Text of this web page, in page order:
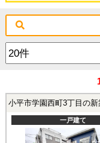
小平市学園西町3丁目の新
一戸建て